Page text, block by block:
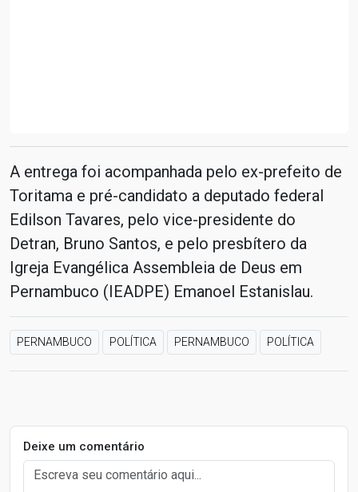
A entrega foi acompanhada pelo ex-prefeito de
Toritama e pré-candidato a deputado federal
Edilson Tavares, pelo vice-presidente do
Detran, Bruno Santos, e pelo presbítero da
Igreja Evangélica Assembleia de Deus em
Pernambuco (IEADPE) Emanoel Estanislau.
PERNAMBUCO POLÍTICA PERNAMBUCO POLÍTICA
Deixe um comentário